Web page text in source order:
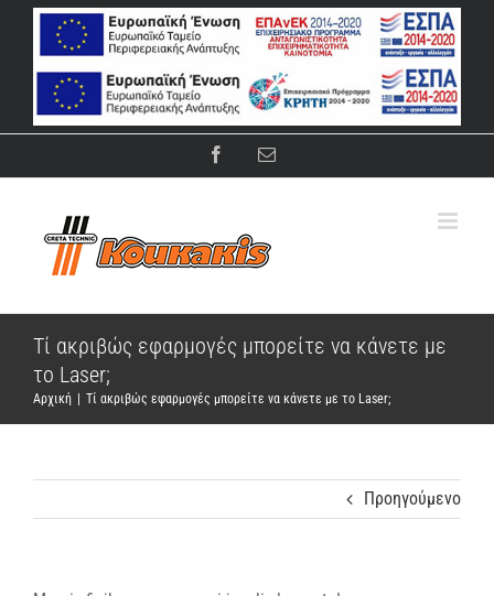
Μετάβαση
περιεχόμενο
FacebookEmail
Τί ακριβώς εφαρμογές μπορείτε να κάνετε με
το Laser;
Αρχική Τί ακριβώς εφαρμογές μπορείτε να κάνετε με το Laser;
Προηγούμενο